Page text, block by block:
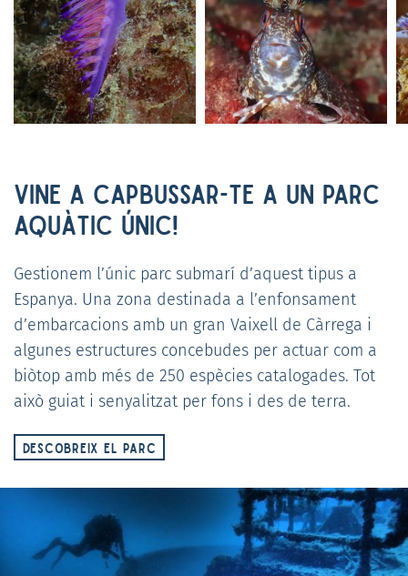
VINE A CAPBUSSAR-TE A UN PARC
AQUÀTIC ÚNIC!
Gestionem l’únic parc submarí d’aquest tipus a
Espanya. Una zona destinada a l’enfonsament
d’embarcacions amb un gran Vaixell de Càrrega i
algunes estructures concebudes per actuar com a
biòtop amb més de 250 espècies catalogades. Tot
això guiat i senyalitzat per fons i des de terra.
DESCOBREIX EL PARC